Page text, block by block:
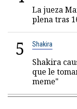
La jueza
plena tras
5 Shakira
Shakira
que le
meme"